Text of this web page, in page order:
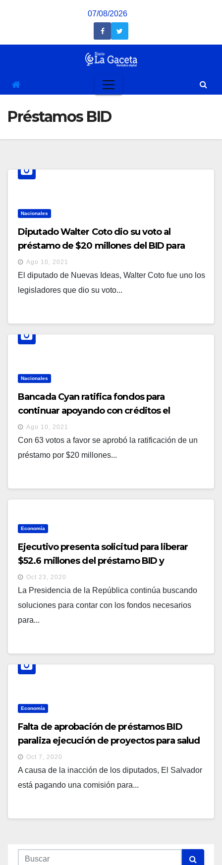
07/08/2026
Préstamos BID
Nacionales
Diputado Walter Coto dio su voto al
préstamo de $20 millones del BID para
apoyar a los empresarios afectados por la
pandemia
Ago 10, 2021
El diputado de Nuevas Ideas, Walter Coto fue uno los
legisladores que dio su voto...
Nacionales
Bancada Cyan ratifica fondos para
continuar apoyando con créditos el
desarrollo de las micro y pequeñas
empresas
Ago 10, 2021
Con 63 votos a favor se aprobó la ratificación de un
préstamo por $20 millones...
Economía
Ejecutivo presenta solicitud para liberar
$52.6 millones del préstamo BID y
continuar combate contra pandemia
Oct 23, 2020
La Presidencia de la República continúa buscando
soluciones para contar con los fondos necesarios
para...
Economía
Falta de aprobación de préstamos BID
paraliza ejecución de proyectos para salud
pública y reactivación, además de
ocasionar costos al país
Oct 7, 2020
A causa de la inacción de los diputados, El Salvador
está pagando una comisión para...